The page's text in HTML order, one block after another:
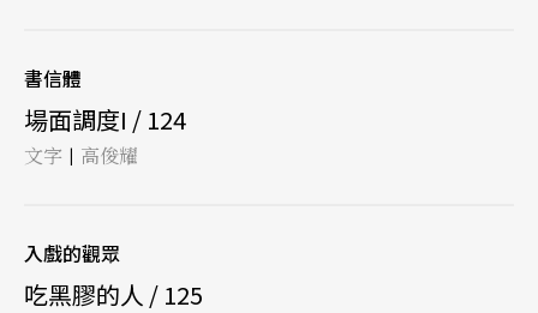
書信體
場面調度I / 124
文字 | 高俊耀
入戲的觀眾
吃黑膠的人 / 125